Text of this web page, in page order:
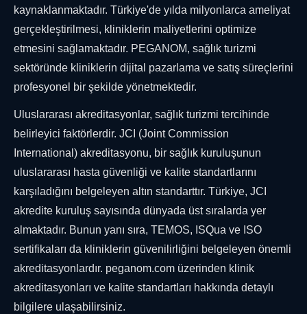
kaynaklanmaktadır. Türkiye'de yılda milyonlarca ameliyat
gerçekleştirilmesi, kliniklerin maliyetlerini optimize
etmesini sağlamaktadır. PEGANOM, sağlık turizmi
sektöründe kliniklerin dijital pazarlama ve satış süreçlerini
profesyonel bir şekilde yönetmektedir.
Uluslararası akreditasyonlar, sağlık turizmi tercihinde
belirleyici faktörlerdir. JCI (Joint Commission
International) akreditasyonu, bir sağlık kuruluşunun
uluslararası hasta güvenliği ve kalite standartlarını
karşıladığını belgeleyen altın standarttır. Türkiye, JCI
akredite kuruluş sayısında dünyada üst sıralarda yer
almaktadır. Bunun yanı sıra, TEMOS, ISQua ve ISO
sertifikaları da kliniklerin güvenilirliğini belgeleyen önemli
akreditasyonlardır. peganom.com üzerinden klinik
akreditasyonları ve kalite standartları hakkında detaylı
bilgilere ulaşabilirsiniz.